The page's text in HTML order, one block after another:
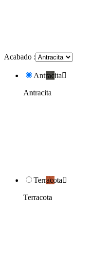
Acabado :
Antracita
Antracita
Terracota
Terracota